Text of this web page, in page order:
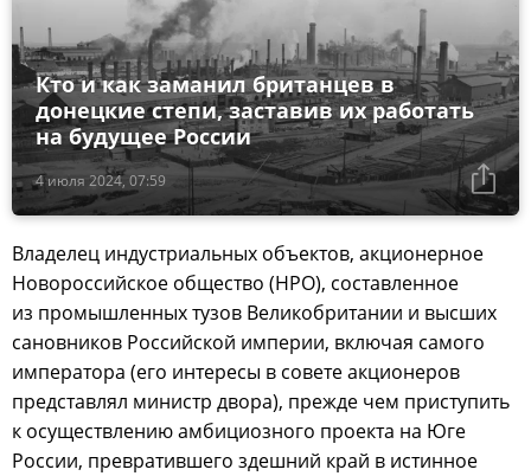
4 июля 2024, 07:59
Кто и как заманил британцев в
донецкие степи, заставив их работать
на будущее России
Владелец индустриальных объектов, акционерное
Новороссийское общество (НРО), составленное
из промышленных тузов Великобритании и высших
сановников Российской империи, включая самого
императора (его интересы в совете акционеров
представлял министр двора), прежде чем приступить
к осуществлению амбициозного проекта на Юге
России, превратившего здешний край в истинное